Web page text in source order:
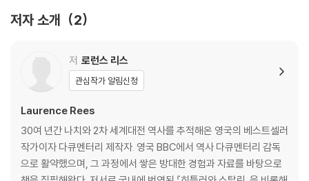
12. 두려움 키우기
감사의 말
옮긴이의 말
찾아보기
저자 소개 2
저 로런스 리스
관심작가 알림신청
Laurence Rees
30여 년간 나치와 2차 세계대전 역사를 추적해온 영국의 베스트셀러
작가이자 다큐멘터리 제작자. 영국 BBC에서 역사 다큐멘터리 감독
으로 활약했으며, 그 과정에서 쌓은 방대한 경험과 자료를 바탕으로